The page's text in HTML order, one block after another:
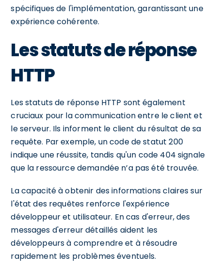
spécifiques de l'implémentation, garantissant une
expérience cohérente.
Les statuts de réponse
HTTP
Les statuts de réponse HTTP sont également
cruciaux pour la communication entre le client et
le serveur. Ils informent le client du résultat de sa
requête. Par exemple, un code de statut 200
indique une réussite, tandis qu'un code 404 signale
que la ressource demandée n’a pas été trouvée.
La capacité à obtenir des informations claires sur
l'état des requêtes renforce l'expérience
développeur et utilisateur. En cas d'erreur, des
messages d'erreur détaillés aident les
développeurs à comprendre et à résoudre
rapidement les problèmes éventuels.